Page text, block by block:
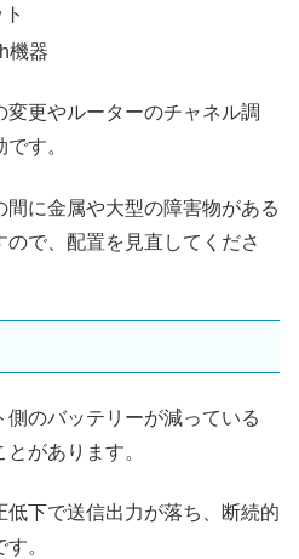
機器
更やルーターのチャネル調
す。
間に金属や大型の障害物がある
で、配置を見直してくださ
のバッテリーが減っている
があります。
下で送信出力が落ち、断続的
。